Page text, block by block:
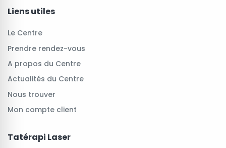
Liens utiles
Le Centre
Prendre rendez-vous
A propos du Centre
Actualités du Centre
Nous trouver
Mon compte client
Tatérapi Laser